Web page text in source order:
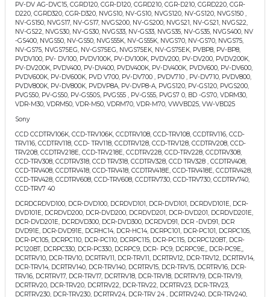
PV-DV AG-DVC15, CGRD120, CGR-D120, CGRD210, CGR-D210, CGRD220, CGR-
D220, CGRD320, CGR-D320, NVGS10, NV-GS10, NVGS120, NV-GS120, NVGS150 ,
NV-GS150, NVGS17, NV-GS17, NVGS200, NV-GS200, NVGS21, NV-GS21, NVGS22,
NV-GS22, NVGS30, NV-GS30, NVGS33, NV-GS33, NVGS35, NV-GS35, NVGS400, NV
-GS400, NVGS50, NV-GS50, NVGS55K, NV-GS55K, NVGS70, NV-GS70, NVGS75,
NV-GS75, NVGS75EG, NV-GS75EG, NVGS75EK, NV-GS75EK, PVBP8, PV-BP8,
PVDV100, PV- DV100, PVDV100K, PV-DV100K, PVDV200, PV-DV200, PVDV200K,
PV-DV200K, PVDV400, PV-DV400, PVDV400K, PV-DV400K, PVDV600, PV-DV600,
PVDV600K, PV-DV600K, PVD V700, PV-DV700 , PVDV710 , PV-DV710, PVDV800,
PVDV800K, PV-DV800K, PVDVP8A, PV-DVP8-A, PVGS120, PV-GS120, PVGS200,
PVGS50, PV-GS50, PV-GS50S, PVGS55 , PV-GS55, PVGS7 0, BD -GS70, VDRM30,
VDR-M30, VDRM50, VDR-M50, VDRM70, VDR-M70, VWVBD25, VW-VBD25
Sony
CCD CCDTRV106K, CCD-TRV106K, CCDTRV108, CCD-TRV108, CCDTRV116, CCD-
TRV116, CCDTRV118, CCD- TRV118, CCDTRV128, CCD-TRV128, CCDTRV208, CCD-
TRV208, CCDTRV218E, CCD-TRV218E, CCDTRV228, CCD-TRV228, CCDTRV308,
CCD-TRV308, CCDTRV318, CCD TRV318, CCDTRV328, CCD TRV328 , CCDTRV408,
CCD-TRV408, CCDTRV418, CCD-TRV418, CCDTRV418E, CCD-TRV418E, CCDTRV428,
CCD-TRV428, CCDTRV608, CCD-TRV608, CCDTRV730, CCD-TRV730, CCDTRV740,
CCD-TRV7 40
DCRDCRDVD100, DCR-DVD100, DCRDVD101, DCR-DVD101, DCRDVD101E, DCR-
DVD101E, DCRDVD200, DCR-DVD200, DCRDVD201, DCR-DVD201, DCRDVD201E,
DCR-DVD201E, DCRDVD300, DCR-DVD300, DCRDVD91, DCR -DVD91, DCR
DVD91E, DCR-DVD91E, DCRHC14, DCR-HC14, DCRPC101, DCR-PC101, DCRPC105,
DCR-PC105, DCRPC110, DCR-PC110, DCRPC115, DCR-PC115, DCRPC120BT, DCR-
PC120BT, DCRPC330, DCR-PC330, DCRPC9, DCR- PC9, DCRPC9E,, DCR-PC9E,,
DCRTRV10, DCR-TRV10, DCRTRV11, DCR-TRV11, DCRTRV12, DCR-TRV12, DCRTRV14,
DCR-TRV14, DCRTRV140, DCR-TRV140, DCRTRV15, DCR-TRV15, DCRTRV16, DCR-
TRV16, DCRTRV17, DCR-TRV17, DCRTRV18, DCR-TRV18, DCRTRV19, DCR-TRV19,
DCRTRV20, DCR-TRV20, DCRTRV22, DCR-TRV22, DCRTRV23, DCR-TRV23,
DCRTRV230, DCR-TRV230, DCRTRV24, DCR-TRV 24 , DCRTRV240, DCR-TRV240,